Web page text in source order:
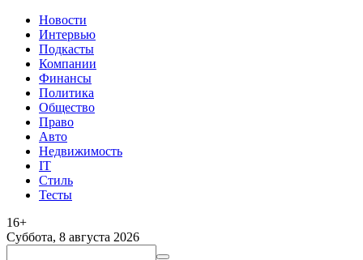
Новости
Интервью
Подкасты
Компании
Финансы
Политика
Общество
Право
Авто
Недвижимость
IT
Стиль
Тесты
16+
Суббота, 8 августа 2026